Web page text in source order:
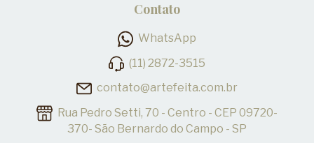
Contato
WhatsApp
(11) 2872-3515
contato@artefeita.com.br
Rua Pedro Setti, 70 - Centro - CEP 09720-
370- São Bernardo do Campo - SP